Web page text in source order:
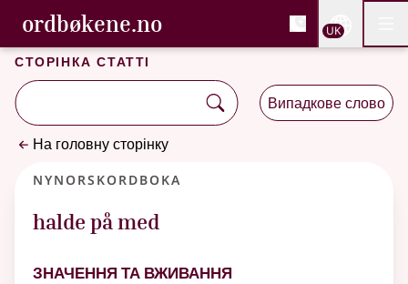
Перейти до основного вмісту
Доступність
ordbøkene.no, Cловник букмола та
Cловник букмола та Словник нюношка
UK
Сторінка статті
Випадкове слово
На головну сторінку
Nynorskordboka
halde på med
Значення та вживання